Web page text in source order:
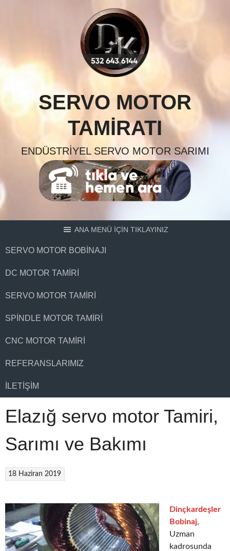
SERVO MOTOR
TAMIRATI
ENDÜSTRIYEL SERVO MOTOR SARIMI
ANA MENÜ İÇİN TIKLAYINIZ
SERVO MOTOR BOBINAJI
DC MOTOR TAMIRI
SERVO MOTOR TAMIRI
SPINDLE MOTOR TAMIRI
CNC MOTOR TAMIRI
REFERANSLARIMIZ
İLETIŞIM
Elazığ servo motor Tamiri,
Sarımı ve Bakımı
18 Haziran 2019
Dinçkardeşler
Bobinaj,
Uzman
kadrosunda